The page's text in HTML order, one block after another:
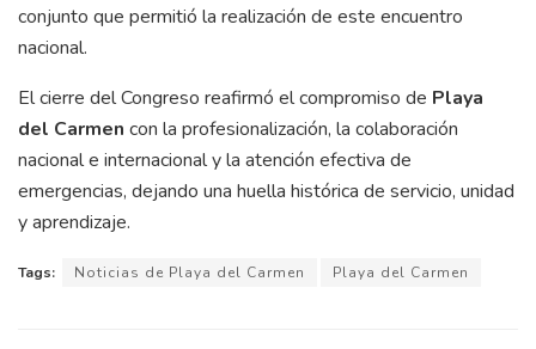
conjunto que permitió la realización de este encuentro
nacional.
El cierre del Congreso reafirmó el compromiso de Playa
del Carmen con la profesionalización, la colaboración
nacional e internacional y la atención efectiva de
emergencias, dejando una huella histórica de servicio, unidad
y aprendizaje.
Tags: Noticias de Playa del Carmen Playa del Carmen